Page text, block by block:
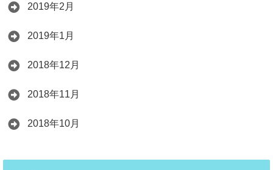
2019年2月
2019年1月
2018年12月
2018年11月
2018年10月